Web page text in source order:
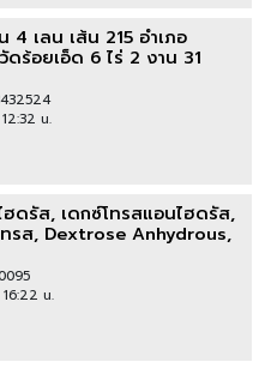
เลน เส้น 215 อำเภอ
ร้อยเอ็ด 6 ไร่ 2 งาน 31
น.
ฮดรัส, เดกซ์โทรสแอนไฮดรัส,
ทรส, Dextrose Anhydrous,
น.